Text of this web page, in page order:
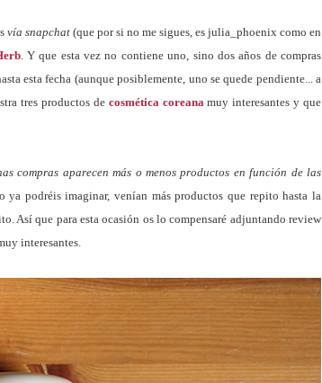
vía snapchat (que por si no me sigues, es julia_phoenix como en
. Y que esta vez no contiene uno, sino dos años de compras
esta fecha (aunque posiblemente, uno se quede pendiente... a
tres productos de cosmética coreana muy interesantes y que
compras aparecen más o menos productos en función de las
ya podréis imaginar, venían más productos que repito hasta la
Así que para esta ocasión os lo compensaré adjuntando review
interesantes.